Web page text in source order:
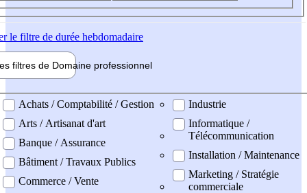
le filtre de durée hebdomadaire
filtres de Domaine professionnel
professionel
Achats / Comptabilité / Gestion
Arts / Artisanat d'art
Banque / Assurance
Bâtiment / Travaux Publics
Commerce / Vente
Industrie
Informatique /
Télécommunication
Installation / Maintenance
Marketing / Stratégie
commerciale